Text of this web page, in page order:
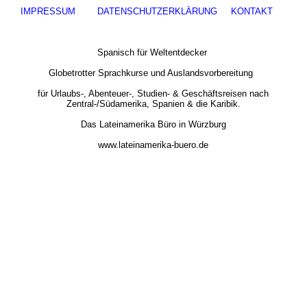
IMPRESSUM DATENSCHUTZERKLÄRUNG KONTAKT
Spanisch für Weltentdecker
Globetrotter Sprachkurse und Auslandsvorbereitung
für Urlaubs-, Abenteuer-, Studien- & Geschäftsreisen nach
Zentral-/Südamerika, Spanien & die Karibik.
Das Lateinamerika Büro in Würzburg
www.lateinamerika-buero.de